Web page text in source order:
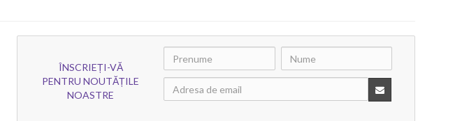
ÎNSCRIEȚI-VĂ
PENTRU NOUTĂȚILE
NOASTRE